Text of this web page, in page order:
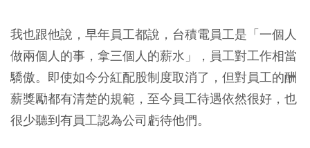
我也跟他說，早年員工都說，台積電員工是「一個人
做兩個人的事，拿三個人的薪水」，員工對工作相當
驕傲。即使如今分紅配股制度取消了，但對員工的酬
薪獎勵都有清楚的規範，至今員工待遇依然很好，也
很少聽到有員工認為公司虧待他們。